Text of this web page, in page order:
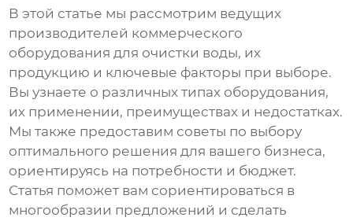
В этой статье мы рассмотрим ведущих
производителей коммерческого
оборудования для очистки воды, их
продукцию и ключевые факторы при выборе.
Вы узнаете о различных типах оборудования,
их применении, преимуществах и недостатках.
Мы также предоставим советы по выбору
оптимального решения для вашего бизнеса,
ориентируясь на потребности и бюджет.
Статья поможет вам сориентироваться в
многообразии предложений и сделать